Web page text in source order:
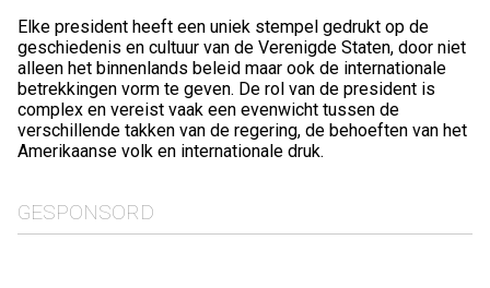
Elke president heeft een uniek stempel gedrukt op de
geschiedenis en cultuur van de Verenigde Staten, door niet
alleen het binnenlands beleid maar ook de internationale
betrekkingen vorm te geven. De rol van de president is
complex en vereist vaak een evenwicht tussen de
verschillende takken van de regering, de behoeften van het
Amerikaanse volk en internationale druk.
GESPONSORD